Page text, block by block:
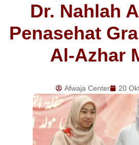
Dr. Nahlah
Penasehat
Al-Azhar
Afwaja Center 20